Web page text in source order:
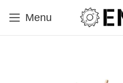
Menu